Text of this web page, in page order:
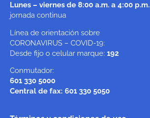
Lunes – viernes de 8:00 a.m. a 4:00 p.m.
jornada continua
Línea de orientación sobre
CORONAVIRUS – COVID-19:
Desde fijo o celular marque: 192
Conmutador:
601 330 5000
Central de fax: 601 330 5050